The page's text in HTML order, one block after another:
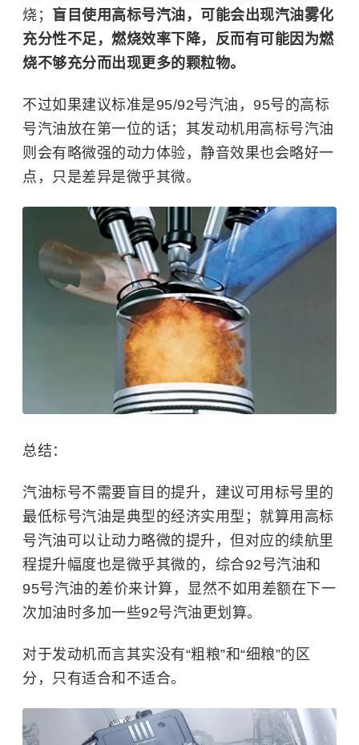
烧； 盲目使用高标号汽油，可能会出现汽油雾化
充分性不足，燃烧效率下降，反而有可能因为燃
烧不够充分而出现更多的颗粒物。
不过如果建议标准是95/92号汽油，95号的高标
号汽油放在第一位的话；其发动机用高标号汽油
则会有略微强的动力体验，静音效果也会略好一
点，只是差异是微乎其微。
总结：
汽油标号不需要盲目的提升，建议可用标号里的
最低标号汽油是典型的经济实用型；就算用高标
号汽油可以让动力略微的提升，但对应的续航里
程提升幅度也是微乎其微的，综合92号汽油和
95号汽油的差价来计算，显然不如用差额在下一
次加油时多加一些92号汽油更划算。
对于发动机而言其实没有“粗粮”和“细粮”的区
分，只有适合和不适合。